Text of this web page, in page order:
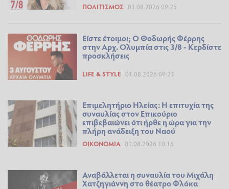
ΠΟΛΙΤΙΣΜΌΣ 03.08.2026 09:25
Είστε έτοιμοι; Ο Θοδωρής Φέρρης
στην Αρχ. Ολυμπία στις 3/8 - Κερδίστε
προσκλήσεις
LIFE & STYLE 01.08.2026 09:23
Επιμελητήριο Ηλείας: Η επιτυχία της
συναυλίας στον Επικούριο
επιβεβαιώνει ότι ήρθε η ώρα για την
πλήρη ανάδειξη του Ναού
ΟΙΚΟΝΟΜΊΑ 01.08.2026 10:16
Αναβάλλεται η συναυλία του Μιχάλη
Χατζηγιάννη στο θέατρο Φλόκα